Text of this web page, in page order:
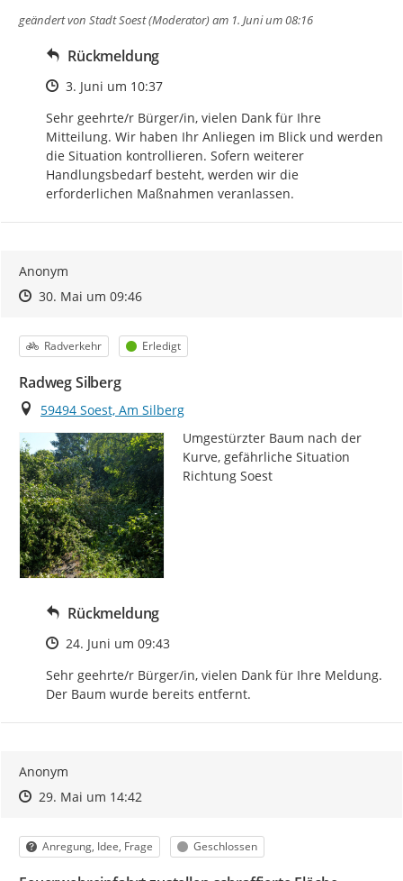
geändert von Stadt Soest (Moderator)am 1. Juni um 08:16
Rückmeldung
Zeitpunkt des Erstellens
3. Juni um 10:37
Sehr geehrte/r Bürger/in, vielen Dank für Ihre
Mitteilung. Wir haben Ihr Anliegen im Blick und werden
die Situation kontrollieren. Sofern weiterer
Handlungsbedarf besteht, werden wir die
erforderlichen Maßnahmen veranlassen.
Anonym
Zeitpunkt des Erstellens
Zeitpunkt des Erstellens
30. Mai um 09:46Zur Äußerung
Kategorie
Radverkehr Status
Erledigt
Radweg Silberg
Ort
59494 Soest, Am Silberg
Umgestürzter Baum nach der
Kurve, gefährliche Situation
Richtung Soest
Rückmeldung
Zeitpunkt des Erstellens
24. Juni um 09:43
Sehr geehrte/r Bürger/in, vielen Dank für Ihre Meldung.
Der Baum wurde bereits entfernt.
Anonym
Zeitpunkt des Erstellens
Zeitpunkt des Erstellens
29. Mai um 14:42Zur Äußerung
Kategorie
Anregung, Idee, Frage Status
Geschlossen